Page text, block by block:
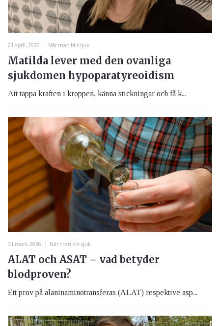
21 april, 2026 När man blir sjuk
Matilda lever med den ovanliga
sjukdomen hypoparatyreoidism
Att tappa kraften i kroppen, känna stickningar och få k...
31 mars, 2026 När man blir sjuk
ALAT och ASAT – vad betyder
blodproven?
Ett prov på alaninaminotransferas (ALAT) respektive asp...